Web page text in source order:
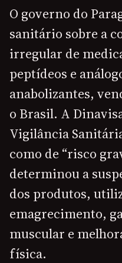
O governo do
sanitário sobre a
irregular de
peptídeos e
anabolizantes,
o Brasil. A
Vigilância
como de “risco
determinou a
dos produtos,
emagrecimento,
muscular e
física.